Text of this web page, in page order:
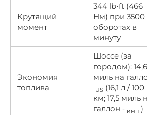
Крутящий
момент
344 lb⋅ft (466
Нм) при 3500
оборотах в
минуту
Экономия
топлива
Шоссе (за
городом): 14,6
миль на
‑US (16,1 л / 100
км; 17,5 миль
галлон ‑ имп )